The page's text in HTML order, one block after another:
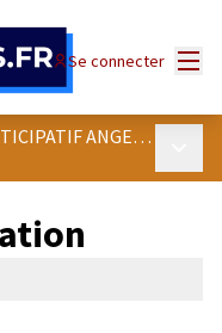
Se connecter
LES RÉALISATIONS DU BUDGET PARTICIPATIF ANGEVIN